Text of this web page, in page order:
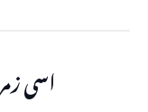
اسی